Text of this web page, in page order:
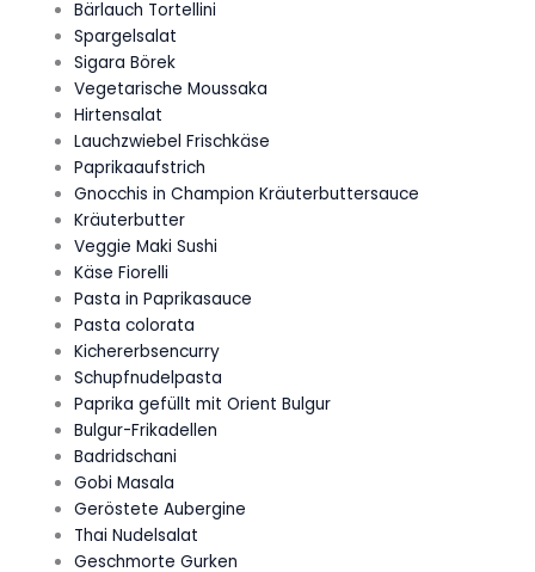
Bärlauch Tortellini
Spargelsalat
Sigara Börek
Vegetarische Moussaka
Hirtensalat
Lauchzwiebel Frischkäse
Paprikaaufstrich
Gnocchis in Champion Kräuterbuttersauce
Kräuterbutter
Veggie Maki Sushi
Käse Fiorelli
Pasta in Paprikasauce
Pasta colorata
Kichererbsencurry
Schupfnudelpasta
Paprika gefüllt mit Orient Bulgur
Bulgur-Frikadellen
Badridschani
Gobi Masala
Geröstete Aubergine
Thai Nudelsalat
Geschmorte Gurken